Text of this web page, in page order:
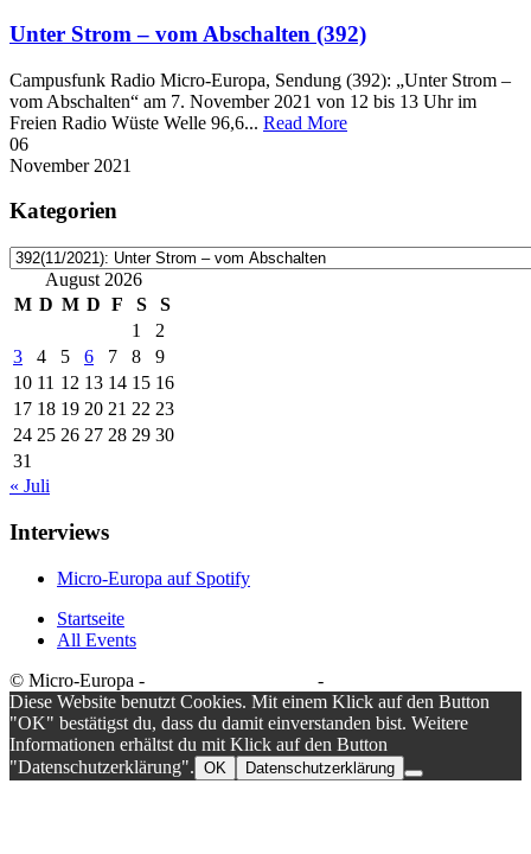
Unter Strom – vom Abschalten (392)
Campusfunk Radio Micro-Europa, Sendung (392): „Unter Strom –
vom Abschalten“ am 7. November 2021 von 12 bis 13 Uhr im
Freien Radio Wüste Welle 96,6... Read More
06
November 2021
Kategorien
Kategorien
August 2026
M D M D F S
S
1
2
3
4 5 6 7 8
9
10 11 12 13 14 15 16
17 18 19 20 21 22 23
24 25 26 27 28 29 30
31
« Juli
Interviews
Micro-Europa auf Spotify
Startseite
All Events
© Micro-Europa -
-
Diese Website benutzt Cookies. Mit einem Klick auf den Button
"OK" bestätigst du, dass du damit einverstanden bist. Weitere
Informationen erhältst du mit Klick auf den Button
"Datenschutzerklärung". OK Datenschutzerklärung